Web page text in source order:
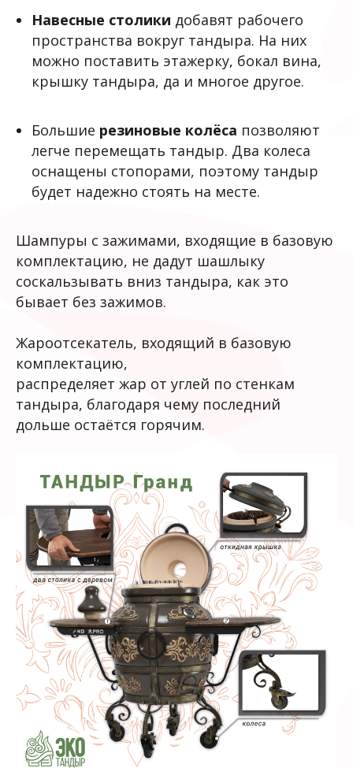
Навесные столики добавят рабочего
пространства вокруг тандыра. На них
можно поставить этажерку, бокал вина,
крышку тандыра, да и многое другое.
Большие резиновые колёса позволяют
легче перемещать тандыр. Два колеса
оснащены стопорами, поэтому тандыр
будет надежно стоять на месте.
Шампуры с зажимами, входящие в базовую
комплектацию, не дадут шашлыку
соскальзывать вниз тандыра, как это
бывает без зажимов.
Жароотсекатель, входящий в базовую
комплектацию,
распределяет жар от углей по стенкам
тандыра, благодаря чему последний
дольше остаётся горячим.